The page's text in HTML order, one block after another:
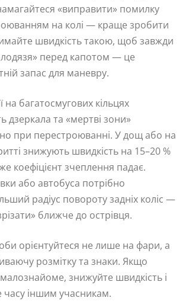
«виправити» помилку
на колі — краще зробити
швидкість такою, щоб завжди
перед капотом — це
запас для маневру.
на багатосмугових кільцях
дзеркала та «мертві зони»
при перестроюванні. У дощ або на
знижують швидкість на 15–20 %
коефіцієнт зчеплення падає.
або автобуса потрібно
радіус повороту задніх коліс —
ближче до острівця.
орієнтуйтеся не лише на фари, а
розмітку та знаки. Якщо
малознайоме, знижуйте швидкість і
часу іншим учасникам.